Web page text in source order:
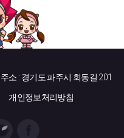
주소 : 경기도 파주시 회동길 201
개인정보처리방침